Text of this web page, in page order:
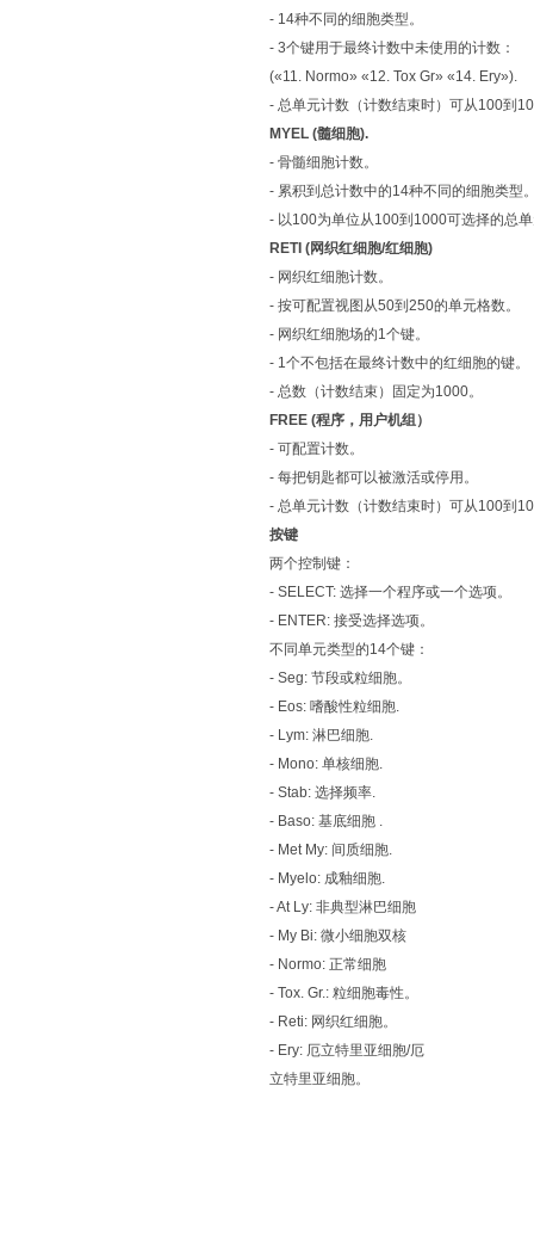
- 14种不同的细胞类型。
- 3个键用于最终计数中未使用的计数：
(«11. Normo» «12. Tox Gr» «14. Ery»).
- 总单元计数（计数结束时）可从100到
MYEL (髓细胞).
- 骨髓细胞计数。
- 累积到总计数中的14种不同的细胞类型
- 以100为单位从100到1000可选择的总
RETI (网织红细胞/红细胞)
- 网织红细胞计数。
- 按可配置视图从50到250的单元格数。
- 网织红细胞场的1个键。
- 1个不包括在最终计数中的红细胞的键。
- 总数（计数结束）固定为1000。
FREE (程序，用户机组）
- 可配置计数。
- 每把钥匙都可以被激活或停用。
- 总单元计数（计数结束时）可从100到
按键
两个控制键：
- SELECT: 选择一个程序或一个选项。
- ENTER: 接受选择选项。
不同单元类型的14个键：
- Seg: 节段或粒细胞。
- Eos: 嗜酸性粒细胞.
- Lym: 淋巴细胞.
- Mono: 单核细胞.
- Stab: 选择频率.
- Baso: 基底细胞 .
- Met My: 间质细胞.
- Myelo: 成釉细胞.
- At Ly: 非典型淋巴细胞
- My Bi: 微小细胞双核
- Normo: 正常细胞
- Tox. Gr.: 粒细胞毒性。
- Reti: 网织红细胞。
- Ery: 厄立特里亚细胞/厄
立特里亚细胞。